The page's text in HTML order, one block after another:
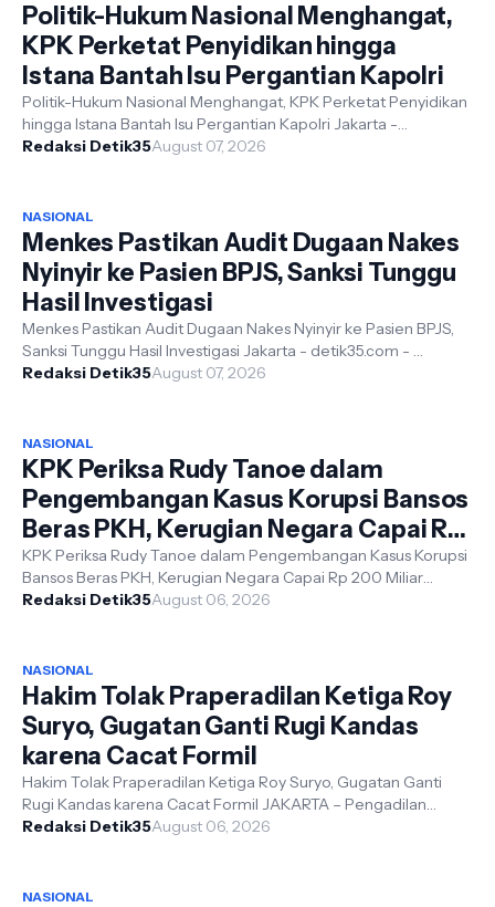
Politik-Hukum Nasional Menghangat,
KPK Perketat Penyidikan hingga
Istana Bantah Isu Pergantian Kapolri
Politik-Hukum Nasional Menghangat, KPK Perketat Penyidikan
hingga Istana Bantah Isu Pergantian Kapolri Jakarta -
Detik35.com – Dinamika po...
Redaksi Detik35August 07, 2026
NASIONAL
Menkes Pastikan Audit Dugaan Nakes
Nyinyir ke Pasien BPJS, Sanksi Tunggu
Hasil Investigasi
Menkes Pastikan Audit Dugaan Nakes Nyinyir ke Pasien BPJS,
Sanksi Tunggu Hasil Investigasi Jakarta - detik35.com -
Pemerintah melalui Keme...
Redaksi Detik35August 07, 2026
NASIONAL
KPK Periksa Rudy Tanoe dalam
Pengembangan Kasus Korupsi Bansos
Beras PKH, Kerugian Negara Capai Rp
200 Miliar
KPK Periksa Rudy Tanoe dalam Pengembangan Kasus Korupsi
Bansos Beras PKH, Kerugian Negara Capai Rp 200 Miliar
JAKARTA – detik35. Com - Komi...
Redaksi Detik35August 06, 2026
NASIONAL
Hakim Tolak Praperadilan Ketiga Roy
Suryo, Gugatan Ganti Rugi Kandas
karena Cacat Formil
Hakim Tolak Praperadilan Ketiga Roy Suryo, Gugatan Ganti
Rugi Kandas karena Cacat Formil JAKARTA – Pengadilan
Negeri (PN) Jakarta Selatan k...
Redaksi Detik35August 06, 2026
NASIONAL